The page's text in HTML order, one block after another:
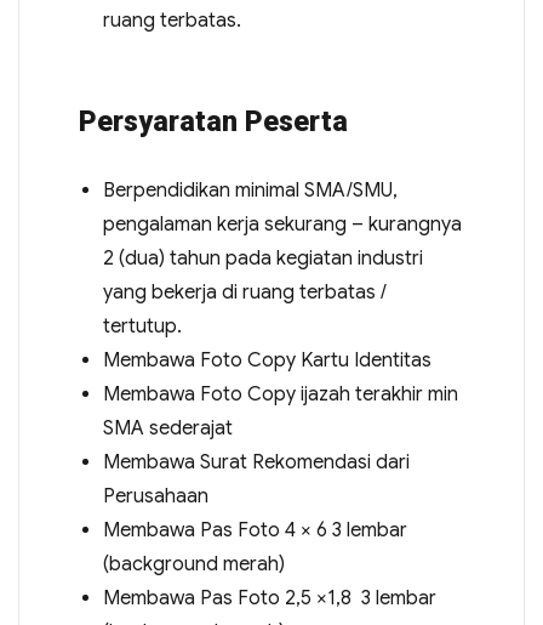
ruang terbatas.
Persyaratan Peserta
Berpendidikan minimal SMA/SMU,
pengalaman kerja sekurang – kurangnya
2 (dua) tahun pada kegiatan industri
yang bekerja di ruang terbatas /
tertutup.
Membawa Foto Copy Kartu Identitas
Membawa Foto Copy ijazah terakhir min
SMA sederajat
Membawa Surat Rekomendasi dari
Perusahaan
Membawa Pas Foto 4 × 6 3 lembar
(background merah)
Membawa Pas Foto 2,5 ×1,8 3 lembar